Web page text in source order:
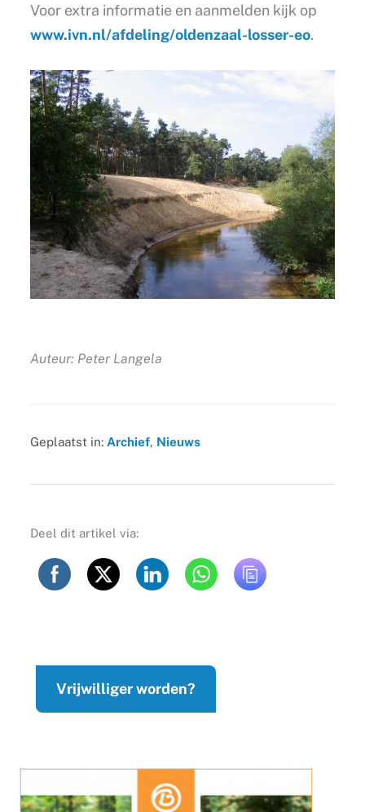
Voor extra informatie en aanmelden kijk op
www.ivn.nl/afdeling/oldenzaal-losser-eo.
Auteur: Peter Langela
Geplaatst in: Archief, Nieuws
Deel dit artikel via:
Vrijwilliger worden?